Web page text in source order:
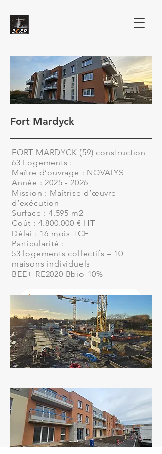
Fort Mardyck
FORT MARDYCK (59) construction
63 Logements :
Maître d’ouvrage : NOVALYS
Année : 2025 - 2026
Mission : Maîtrise d’œuvre
d’exécution
Surface : 4.595 m2
Coût : 4.800.000 € HT
Délai : 16 mois TCE
Particularité :
53 logements collectifs – 10
maisons individuels
BEE+ RE2020 Bbio-10%